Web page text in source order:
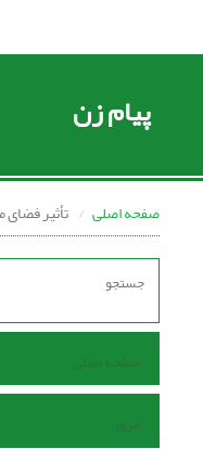
پیام زن
صفحه اصلی تأثیر فضای
صفحه اصلی
مرور